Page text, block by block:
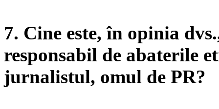
7. Cine este, în opinia
responsabil de abaterile
jurnalistul, omul de PR?